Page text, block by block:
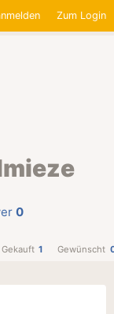
Zum Login
0
Gekauft 1 Gewünscht